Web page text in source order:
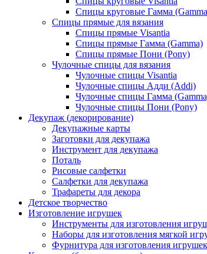
Спицы круговые Гамма
Спицы прямые для вязания
Спицы прямые Visantia
Спицы прямые Гамма (Gamma)
Спицы прямые Пони (Pony)
Чулочные спицы для вязания
Чулочные спицы Visantia
Чулочные спицы Адди (Addi)
Чулочные спицы Гамма
Чулочные спицы Пони (Pony)
Декупаж (декорирование)
Декупажные карты
Заготовки для декупажа
Инструмент для декупажа
Поталь
Рисовые салфетки
Салфетки для декупажа
Трафареты для декора
Детское творчество
Изготовление игрушек
Инструменты для изготовления
Наборы для изготовления мягкой
Фурнитура для изготовления игрушек